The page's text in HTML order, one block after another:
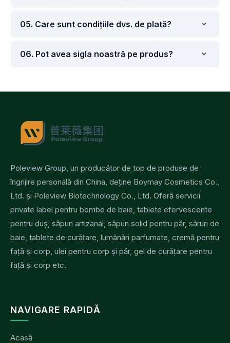
05. Care sunt condițiile dvs. de plată?
06. Pot avea sigla noastră pe produs?
Poleview Group, un producător de top de produse de
îngrijire personală din China, deține Boymay Cosmetics Co.,
Ltd. și Poleview Biotechnology Co., Ltd. Oferă servicii
private label pentru bombe de baie, tablete efervescente
pentru duș, săpun artizanal, săpun solid pentru păr, săruri de
baie, tablete de curățare, lumânări parfumate, cremă pentru
față și corp, ulei pentru corp și păr, gel de curățare pentru
față și corp etc.
NAVIGARE RAPIDĂ
Acasă